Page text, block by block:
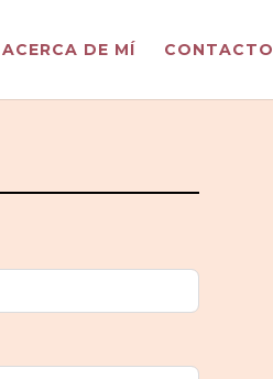
ACERCA DE MÍ CONTACTO